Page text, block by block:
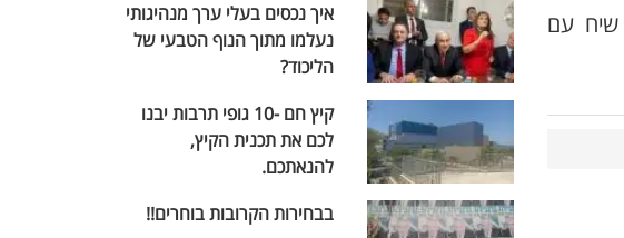
שיח עם
איך נכסים בעלי ערך מנהיגותי
נעלמו מתוך הנוף הטבעי של
הליכוד?
קיץ חם -10 גופי תרבות יבנו
לכם את תכנית הקיץ,
להנאתכם.
בבחירות הקרובות בוחרים!!